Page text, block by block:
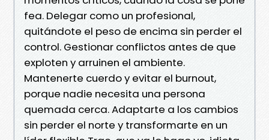
fea. Delegar como un profesional,
quitándote el peso de encima sin perder el
control. Gestionar conflictos antes de que
exploten y arruinen el ambiente.
Mantenerte cuerdo y evitar el burnout,
porque nadie necesita una persona
quemada cerca. Adaptarte a los cambios
sin perder el norte y transformarte en un